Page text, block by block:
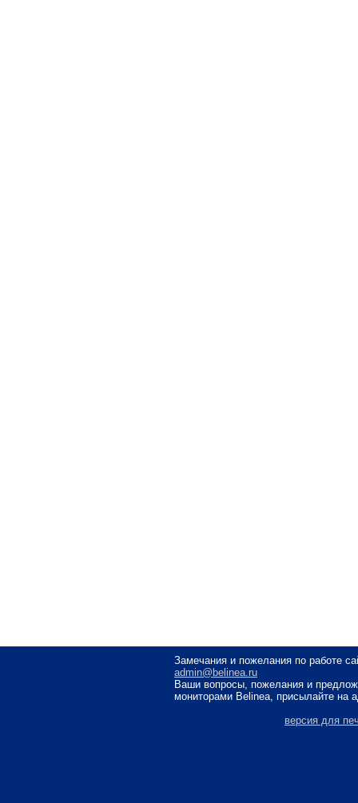
Замечания и пожелания по работе
admin@belinea.ru
Ваши вопросы, пожелания и
мониторами Belinea, присылайте на
версия для